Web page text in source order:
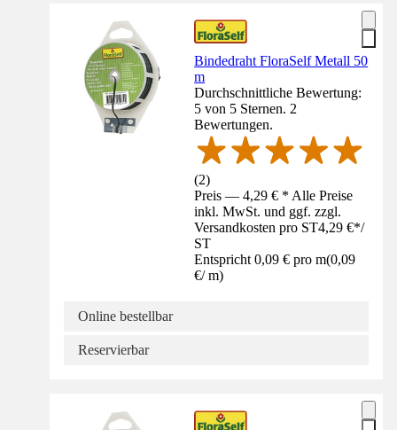
Bindedraht FloraSelf Metall 50
m
Durchschnittliche Bewertung:
5 von 5 Sternen. 2
Bewertungen.
(2)
Preis — 4,29 € * Alle Preise
inkl. MwSt. und ggf. zzgl.
Versandkosten pro ST4,29 €*/
ST
Entspricht 0,09 € pro m(0,09
€/ m)
Online bestellbar
Reservierbar